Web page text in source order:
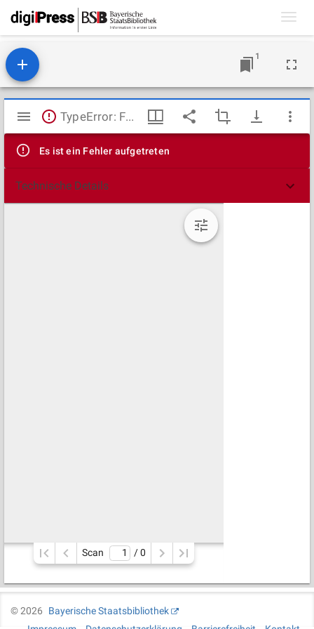
1
Mirador
Viewer
TypeError: Failed to fetch
Es ist ein Fehler aufgetreten
Technische Details
Scan / 0
©2026
Bayerische Staatsbibliothek